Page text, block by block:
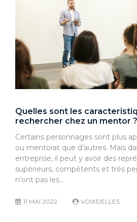
Quelles sont les
rechercher chez un mentor ?
Certains personnages sont plus
ou mentorat que d’autres. Mais
entreprise, il peut y avoir des
supérieurs, compétents et très
n’ont pas les…
11 MAI 2022 VOIXDELLES